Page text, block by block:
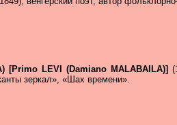
LEVI (Damiano MALABAILA)]
зеркал», «Шах времени».